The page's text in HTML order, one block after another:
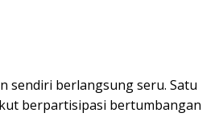
sendiri berlangsung seru. Satu
berpartisipasi bertumbangan